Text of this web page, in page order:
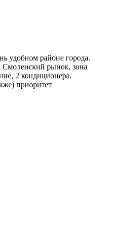
удобном районе города.
Смоленский рынок, зона
2 кондиционера.
приоритет